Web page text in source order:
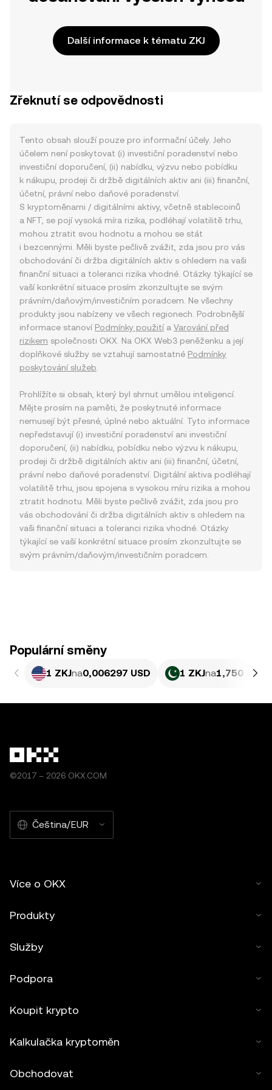
Další informace k tématu ZKJ
Zřeknutí se odpovědnosti
Tento obsah slouží pouze pro informační účely. Jeho
účelem není poskytovat (i) investiční poradenství nebo
investiční doporučení, (ii) nabídku, výzvu nebo pobídku
k nákupu, prodeji či držbě digitálních aktiv ani (iii) finanční,
účetní, právní nebo daňové poradenství.
S kryptoměnami / digitálními aktivy, včetně stablecoinů
a NFT, se pojí vysoká míra rizika, podléhají volatilitě trhu,
mohou ztratit svou hodnotu a mohou se stát
i bezcennými. Měli byste pečlivě zvážit, zda jsou pro vás
obchodování či držba digitálních aktiv s ohledem na vaši
finanční situaci a toleranci rizika vhodné. Otázky týkající se
vaší konkrétní situace prosím zkonzultujte se svým
právním/daňovým/investičním poradcem. Ne všechny
produkty jsou nabízeny ve všech regionech. Podrobnější
informace stanoví Podmínky použitía Varování před
rizikem společnosti OKX. Na OKX Web3 peněženku a její
doplňkové služby se vztahují samostatné Podmínky
poskytování služeb
Prohlížíte si obsah, který byl shrnut umělou inteligencí.
Mějte prosím na paměti, že poskytnuté informace
nemusejí být přesné, úplné nebo aktuální. Tyto informace
nepředstavují (i) investiční poradenství ani investiční
doporučení, (ii) nabídku, pobídku nebo výzvu k nákupu,
prodeji či držbě digitálních aktiv ani (iii) finanční, účetní,
právní nebo daňové poradenství. Digitální aktiva podléhají
volatilitě trhu, jsou spojena s vysokou míru rizika a mohou
ztratit hodnotu. Měli byste pečlivě zvážit, zda jsou pro
vás obchodování či držba digitálních aktiv s ohledem na
vaši finanční situaci a toleranci rizika vhodné. Otázky
týkající se vaší konkrétní situace prosím zkonzultujte se
svým právním/daňovým/investičním poradcem.
Populární směny
1 ZKJna0,006297 USD 1 ZKJna1,750 PKR
©2017 – 2026 OKX.COM
Čeština/EUR
Více o OKX
Produkty
Služby
Podpora
Koupit krypto
Kalkulačka kryptoměn
Obchodovat